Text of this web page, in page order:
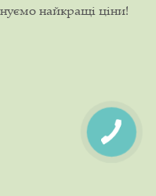
найкращі ціни!